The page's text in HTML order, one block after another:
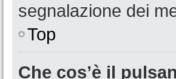
segnalazione dei
Top
Che cos’è il